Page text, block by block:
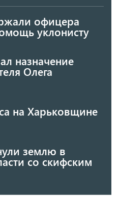
офицера
уклонисту
назначение
Олега
на Харьковщине
землю в
со скифским